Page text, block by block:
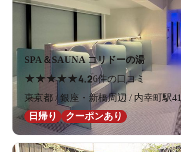
SPA＆SAUNA コリドーの湯
★ ★★★★4.26件の口コミ
東京都 / 銀座・新橋周辺 / 内幸町駅
日帰り
クーポンあり